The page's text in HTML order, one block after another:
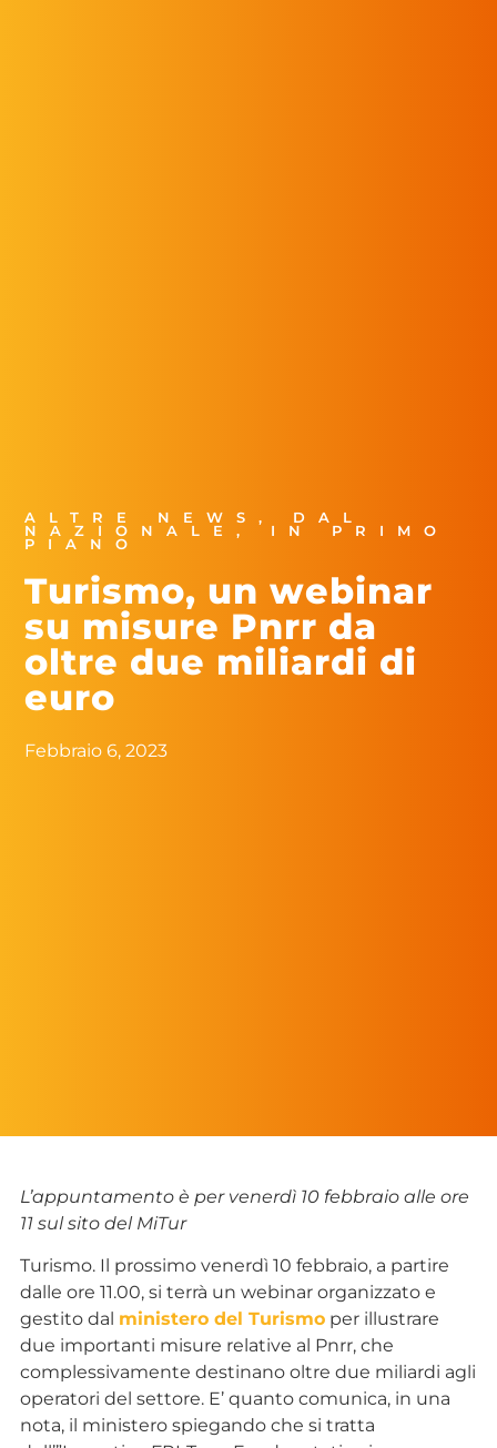
ALTRE NEWS, DAL
NAZIONALE, IN PRIMO
PIANO
Turismo, un webinar
su misure Pnrr da
oltre due miliardi di
euro
Febbraio 6, 2023
L’appuntamento è per venerdì 10 febbraio alle ore
11 sul sito del MiTur
Turismo. Il prossimo venerdì 10 febbraio, a partire
dalle ore 11.00, si terrà un webinar organizzato e
gestito dal ministero del Turismoper illustrare
due importanti misure relative al Pnrr, che
complessivamente destinano oltre due miliardi agli
operatori del settore. E’ quanto comunica, in una
nota, il ministero spiegando che si tratta